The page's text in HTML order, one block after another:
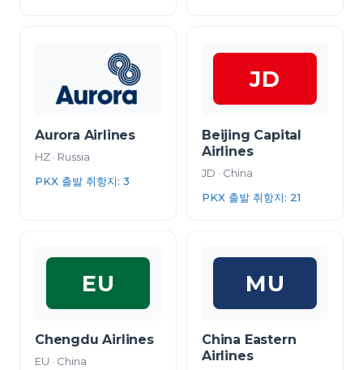
Aurora Airlines
HZ · Russia
PKX 출발 취항지: 3
JD
Beijing Capital
Airlines
JD · China
PKX 출발 취항지: 21
EU
Chengdu Airlines
EU · China
MU
China Eastern
Airlines